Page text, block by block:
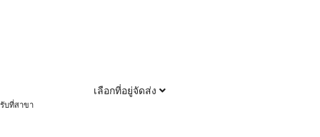
เลือกที่อยู่จัดส่ง
รับที่สาขา